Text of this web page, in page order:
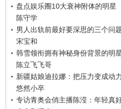
盘点娱乐圈10大衰神附体的明星
陈守学
男人出轨前最好要深思的三个问
宋宝和
韩雪领衔拥有神秘身份背景的明
陈立飞飞哥
新疆姑娘迪拉娜：把压力变成动力
悠然小卒
专访青奥会俏主播陈滢：年轻真